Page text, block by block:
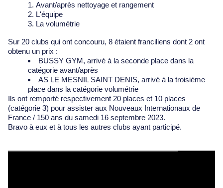
Avant/après nettoyage et rangement
L'équipe
La volumétrie
Sur 20 clubs qui ont concouru, 8 étaient franciliens dont 2 ont
obtenu un prix :
BUSSY GYM, arrivé à la seconde place dans la
catégorie avant/après
AS LE MESNIL SAINT DENIS, arrivé à la troisième
place dans la catégorie volumétrie
Ils ont remporté respectivement 20 places et 10 places
(catégorie 3) pour assister aux Nouveaux Internationaux de
France / 150 ans du samedi 16 septembre 2023.
Bravo à eux et à tous les autres clubs ayant participé.